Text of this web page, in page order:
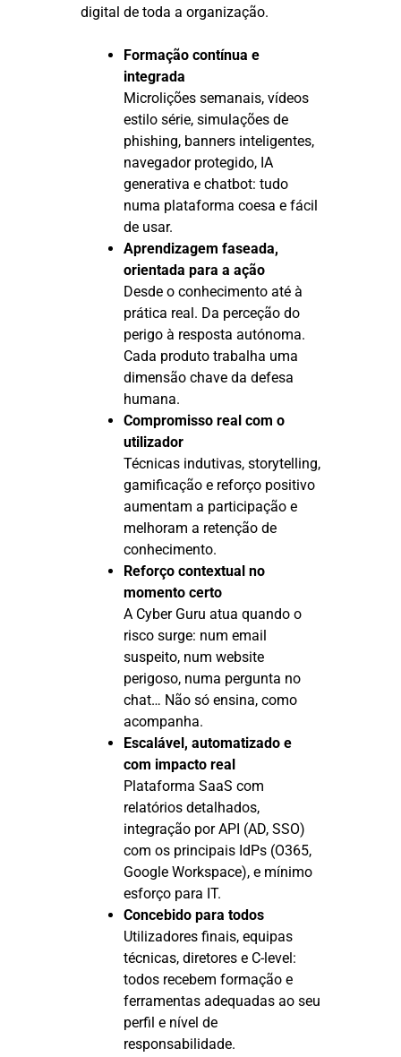
digital de toda a organização.
Formação contínua e
integrada
Microlições semanais, vídeos
estilo série, simulações de
phishing, banners inteligentes,
navegador protegido, IA
generativa e chatbot: tudo
numa plataforma coesa e fácil
de usar.
Aprendizagem faseada,
orientada para a ação
Desde o conhecimento até à
prática real. Da perceção do
perigo à resposta autónoma.
Cada produto trabalha uma
dimensão chave da defesa
humana.
Compromisso real com o
utilizador
Técnicas indutivas, storytelling,
gamificação e reforço positivo
aumentam a participação e
melhoram a retenção de
conhecimento.
Reforço contextual no
momento certo
A Cyber Guru atua quando o
risco surge: num email
suspeito, num website
perigoso, numa pergunta no
chat… Não só ensina, como
acompanha.
Escalável, automatizado e
com impacto real
Plataforma SaaS com
relatórios detalhados,
integração por API (AD, SSO)
com os principais IdPs (O365,
Google Workspace), e mínimo
esforço para IT.
Concebido para todos
Utilizadores finais, equipas
técnicas, diretores e C-level:
todos recebem formação e
ferramentas adequadas ao seu
perfil e nível de
responsabilidade.